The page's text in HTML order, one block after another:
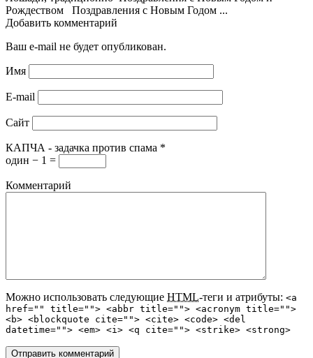
Рождеством Поздравления с Новым Годом ...
Добавить комментарий
Ваш e-mail не будет опубликован.
Имя
E-mail
Сайт
КАПЧА - задачка против спама *
один − 1 =
Комментарий
Можно использовать следующие HTML-теги и атрибуты: <a
href="" title=""> <abbr title=""> <acronym title="">
<b> <blockquote cite=""> <cite> <code> <del
datetime=""> <em> <i> <q cite=""> <strike> <strong>